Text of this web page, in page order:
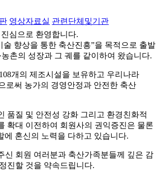
영상자료실 관련단체및기관
심으로 환영합니다.
향상을 통한 축산진흥”을 목적으로 출발
촌의 성장과 그 궤를 같이하여 왔습니다.
개의 제조시설을 보유하고 우리나라
로써 농가의 경영안정과 안전한 축산
품질 및 안전성 강화 그리고 환경친화적
확대 이전하여 회원사의 권익증진은 물론
에 혼신의 노력을 다하고 있습니다.
신 회원 여러분과 축산가족분들께 깊은 감
진할 것을 약속드립니다.